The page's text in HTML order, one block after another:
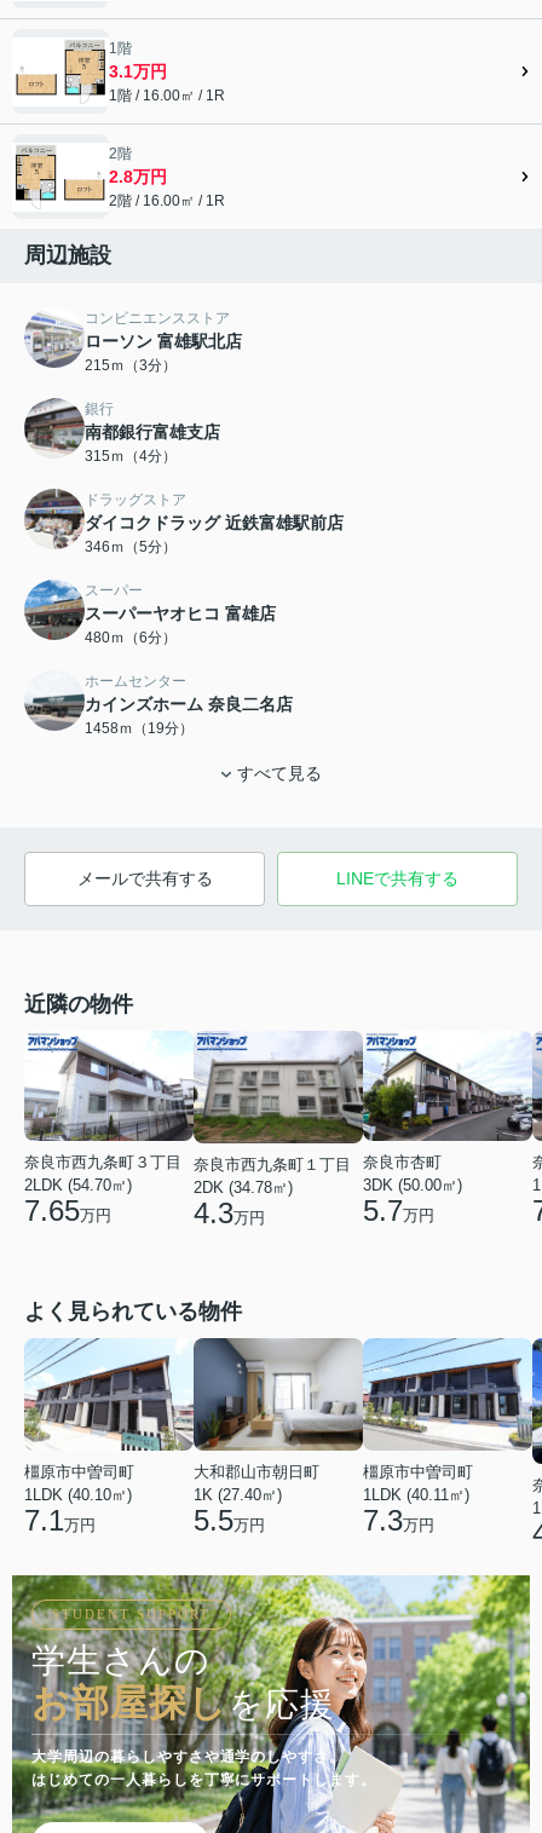
1階
3.1万円
1階 / 16.00㎡ / 1R
2階
2.8万円
2階 / 16.00㎡ / 1R
周辺施設
コンビニエンスストア
ローソン 富雄駅北店
215ｍ（3分）
銀行
南都銀行富雄支店
315ｍ（4分）
ドラッグストア
ダイコクドラッグ 近鉄富雄駅前店
346ｍ（5分）
スーパー
スーパーヤオヒコ 富雄店
480ｍ（6分）
ホームセンター
カインズホーム 奈良二名店
1458ｍ（19分）
すべて見る
メールで共有する LINEで共有する
近隣の物件
奈良市西九条町３丁目
2LDK (54.70㎡)
7.65万円
奈良市西九条町１丁目
2DK (34.78㎡)
4.3万円
奈良市杏町
3DK (50.00㎡)
5.7万円
よく見られている物件
橿原市中曽司町
1LDK (40.10㎡)
7.1万円
大和郡山市朝日町
1K (27.40㎡)
5.5万円
橿原市中曽司町
1LDK (40.11㎡)
7.3万円
援
やすさ。
ートします。
ONLINE VIEWING
来店前でも
相談・内見で
遠方からのお部屋探しや忙しい方に
オンライン相談・VR内見でスムーズ